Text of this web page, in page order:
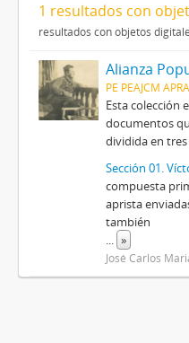
1 resultados con
resultados con objetos
PE PEAJCM
Esta colección
documentos
dividida en tres
Sección 01.
compuesta
aprista
también
... »
José Carlos